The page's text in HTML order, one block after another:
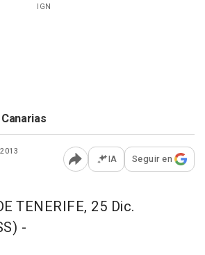
IGN
Abrir opciones para
IA Seguir en
TENERIFE, 25 Dic.
-